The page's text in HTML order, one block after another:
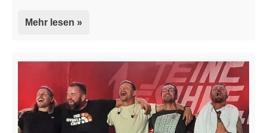
Mehr lesen »